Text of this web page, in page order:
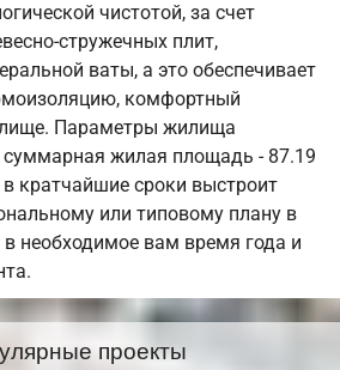
чистотой, за счет
стружечных плит,
ваты, а это обеспечивает
комфортный
Параметры жилища
суммарная жилая площадь - 87.19
кратчайшие сроки выстроит
или типовому плану в
необходимое вам время года и
проекты